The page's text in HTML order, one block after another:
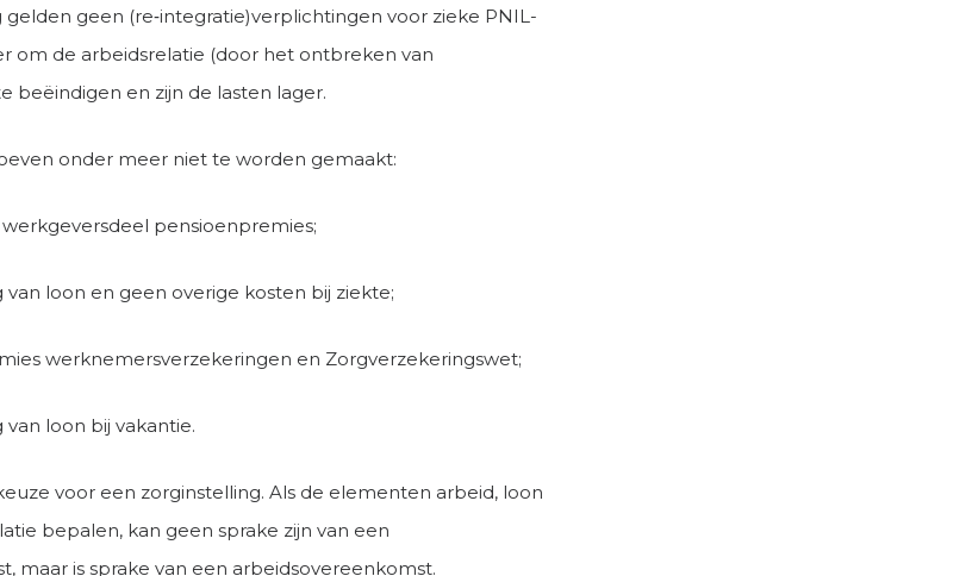
geen (re‑integratie)verplichtingen voor zieke PNIL-
om de arbeidsrelatie (door het ontbreken van
beëindigen en zijn de lasten lager.
onder meer niet te worden gemaakt:
pensioenpremies;
loon en geen overige kosten bij ziekte;
werknemersverzekeringen en Zorgverzekeringswet;
loon bij vakantie.
voor een zorginstelling. Als de elementen arbeid, loon
bepalen, kan geen sprake zijn van een
maar is sprake van een arbeidsovereenkomst.